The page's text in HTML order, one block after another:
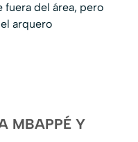
fuera del área, pero
arquero
MBAPPÉ Y